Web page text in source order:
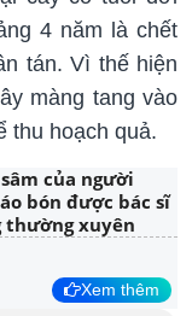
4 năm là chết
tán. Vì thế hiện
màng tang vào
thu hoạch quả.
của người
bón được bác sĩ
thường xuyên
Xem thêm